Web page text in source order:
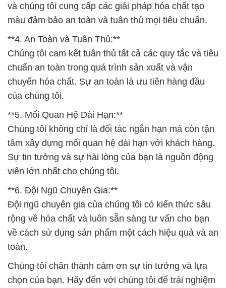
chuẩn an toàn trong quá trình sản xuất và vận
chuyển hóa chất. Sự an toàn là ưu tiên hàng đầu
của chúng tôi.
**5. Mối Quan Hệ Dài Hạn:**
Chúng tôi không chỉ là đối tác ngắn hạn mà còn tận
tâm xây dựng mối quan hệ dài hạn với khách hàng.
Sự tin tưởng và sự hài lòng của bạn là nguồn động
viên lớn nhất cho chúng tôi.
**6. Đội Ngũ Chuyên Gia:**
Đội ngũ chuyên gia của chúng tôi có kiến thức sâu
rộng về hóa chất và luôn sẵn sàng tư vấn cho bạn
về cách sử dụng sản phẩm một cách hiệu quả và an
toàn.
Chúng tôi chân thành cảm ơn sự tin tưởng và lựa
chọn của bạn. Hãy đến với chúng tôi để trải nghiệm
sự khác biệt và tiện ích mà Công ty Hóa Chất Đắc
Trường Phát mang lại. Mỗi ngày, chúng tôi hướng
tới mục tiêu làm cho quá trình kinh doanh của bạn
trở nên mạnh mẽ và hiệu quả hơn.